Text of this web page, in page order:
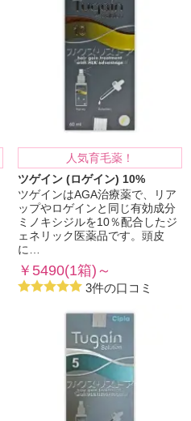
人気育毛薬！
ツゲイン (ロゲイン) 10%
ツゲインはAGA治療薬で、リア
ップやロゲインと同じ有効成分
ミノキシジルを10％配合したジ
ェネリック医薬品です。頭皮
に…
￥5490(1箱)～
3件の口コミ